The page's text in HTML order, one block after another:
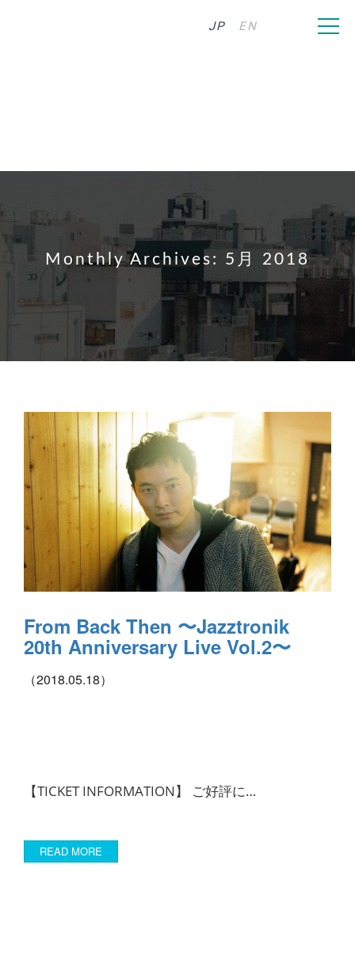
JP EN
Monthly Archives: 5月 2018
From Back Then 〜Jazztronik
20th Anniversary Live Vol.2〜
（2018.05.18）
【TICKET INFORMATION】 ご好評に…
READ MORE